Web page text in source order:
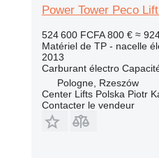
Power Tower Peco
524 600 FCFA 800 € ≈
Matériel de TP - nacelle
2013
Carburant électro
Pologne, Rzeszów
Center Lifts Polska Piotr
Contacter le vendeur